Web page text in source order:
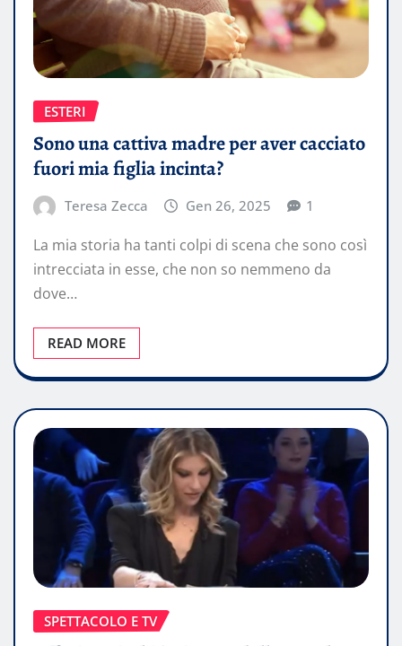
ESTERI
Sono una cattiva madre per aver cacciato
fuori mia figlia incinta?
Teresa Zecca Gen 26, 2025 1
La mia storia ha tanti colpi di scena che sono così
intrecciata in esse, che non so nemmeno da
dove…
READ MORE
SPETTACOLO E TV